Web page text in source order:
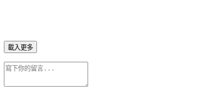
載入更多